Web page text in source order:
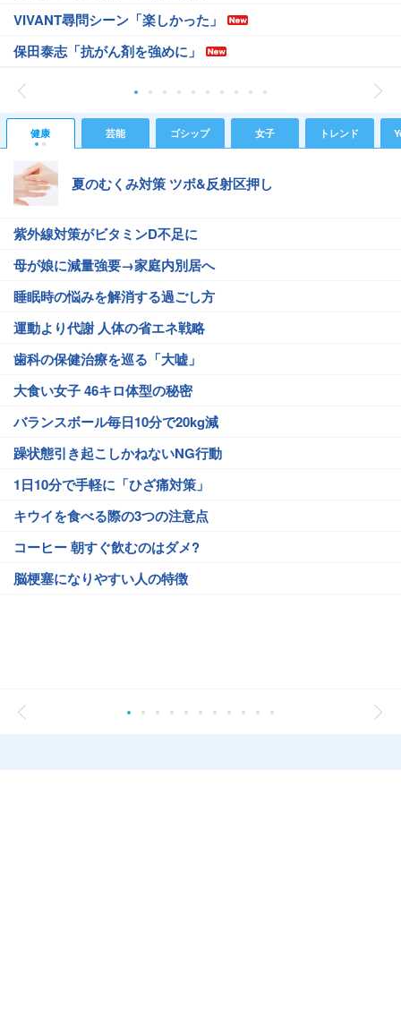
VIVANT尋問シーン「楽しかった」
保田泰志「抗がん剤を強めに」
健康 芸能 ゴシップ 女子 トレンド
夏のむくみ対策 ツボ&反射区押し
紫外線対策がビタミンD不足に
母が娘に減量強要→家庭内別居へ
睡眠時の悩みを解消する過ごし方
運動より代謝 人体の省エネ戦略
歯科の保健治療を巡る「大嘘」
大食い女子 46キロ体型の秘密
バランスボール毎日10分で20kg減
躁状態引き起こしかねないNG行動
1日10分で手軽に「ひざ痛対策」
キウイを食べる際の3つの注意点
コーヒー 朝すぐ飲むのはダメ?
脳梗塞になりやすい人の特徴